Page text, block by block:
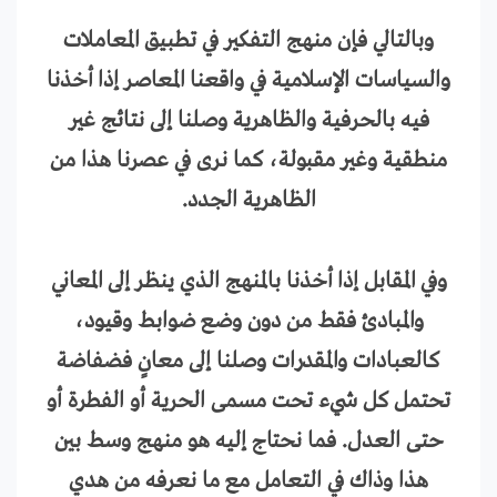
وبالتالي فإن منهج التفكير في تطبيق المعاملات
والسياسات الإسلامية في واقعنا المعاصر إذا أخذنا
فيه بالحرفية والظاهرية وصلنا إلى نتائج غير
منطقية وغير مقبولة، كما نرى في عصرنا هذا من
الظاهرية الجدد.
وفي المقابل إذا أخذنا بالمنهج الذي ينظر إلى المعاني
والمبادئ فقط من دون وضع ضوابط وقيود،
كالعبادات والمقدرات وصلنا إلى معانٍ فضفاضة
تحتمل كل شيء تحت مسمى الحرية أو الفطرة أو
حتى العدل. فما نحتاج إليه هو منهج وسط بين
هذا وذاك في التعامل مع ما نعرفه من هدي